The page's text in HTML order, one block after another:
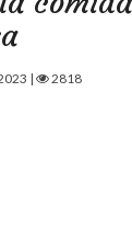
| 2818